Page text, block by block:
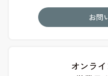
お問
オンラ